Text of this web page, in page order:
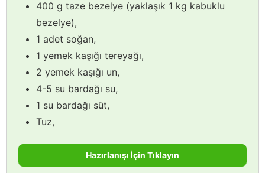
400 g taze bezelye (yaklaşık 1 kg kabuklu
bezelye),
1 adet soğan,
1 yemek kaşığı tereyağı,
2 yemek kaşığı un,
4-5 su bardağı su,
1 su bardağı süt,
Tuz,
Hazırlanışı İçin Tıklayın